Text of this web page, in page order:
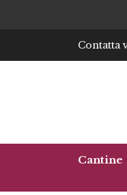
Contatta
Cantine